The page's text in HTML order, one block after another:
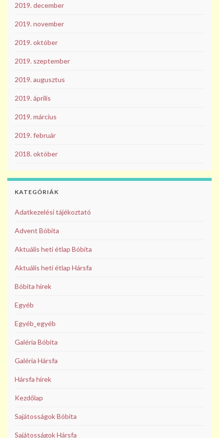
2019. december
2019. november
2019. október
2019. szeptember
2019. augusztus
2019. április
2019. március
2019. február
2018. október
KATEGÓRIÁK
Adatkezelési tájékoztató
Advent Bóbita
Aktuális heti étlap Bóbita
Aktuális heti étlap Hársfa
Bóbita hírek
Egyéb
Egyéb_egyéb
Galéria Bóbita
Galéria Hársfa
Hársfa hírek
Kezdőlap
Sajátosságok Bóbita
Sajátosságok Hársfa